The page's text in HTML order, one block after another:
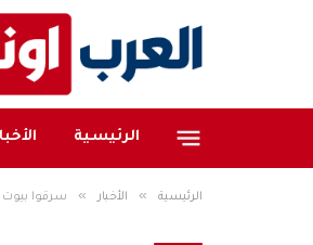
الرئيسية
الرئيسية » الأخبار » سرقوا